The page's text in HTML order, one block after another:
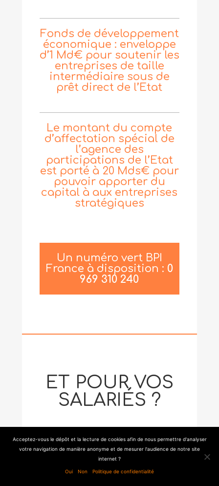
Fonds de développement
économique : enveloppe
d’1 Md€ pour soutenir les
entreprises de taille
intermédiaire sous de
prêt direct de l’Etat
Le montant du compte
d’affectation spécial de
l’agence des
participations de l’Etat
est porté à 20 Mds€ pour
pouvoir apporter du
capital à aux entreprises
stratégiques
Un numéro vert BPI
France à disposition : 0
969 310 240
ET POUR VOS
SALARIÉS ?
CHÔMAGE PARTIEL
Acceptez-vous le dépôt et la lecture de cookies afin de nous permettre d'analyser
votre navigation de manière anonyme et de mesurer l'audience de notre site
internet ?
Oui Non Politique de confidentialité